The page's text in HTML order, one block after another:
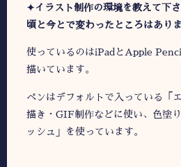
✦イラスト制作の環境を教えて下
頃と今とで変わったところはあり
使っているのはiPadとApple
描いています。
ペンはデフォルトで入っている「
描き・GIF制作などに使い、色塗
ッシュ」を使っています。